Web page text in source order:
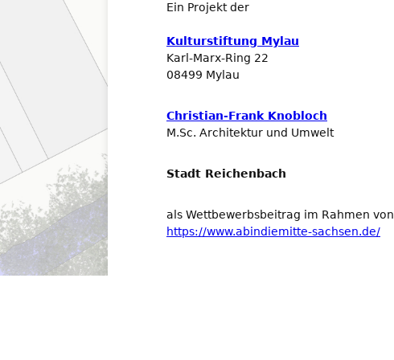
Ein Projekt der
Kulturstiftung Mylau
Karl-Marx-Ring 22
08499 Mylau
Christian-Frank Knobloch
M.Sc. Architektur und Umwelt
Stadt Reichenbach
als Wettbewerbsbeitrag im Rahmen von
https://www.abindiemitte-sachsen.de/